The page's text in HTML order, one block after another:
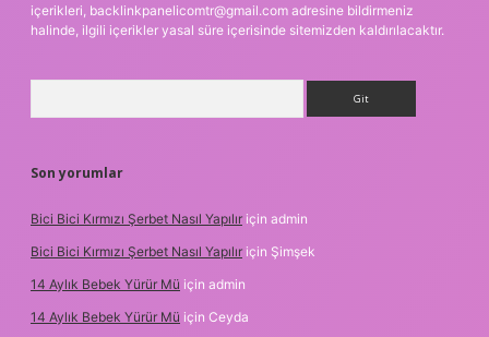
içerikleri, backlinkpanelicomtr@gmail.com adresine bildirmeniz
halinde, ilgili içerikler yasal süre içerisinde sitemizden kaldırılacaktır.
Son yorumlar
Bici Bici Kırmızı Şerbet Nasıl Yapılır için admin
Bici Bici Kırmızı Şerbet Nasıl Yapılır için Şimşek
14 Aylık Bebek Yürür Mü için admin
14 Aylık Bebek Yürür Mü için Ceyda